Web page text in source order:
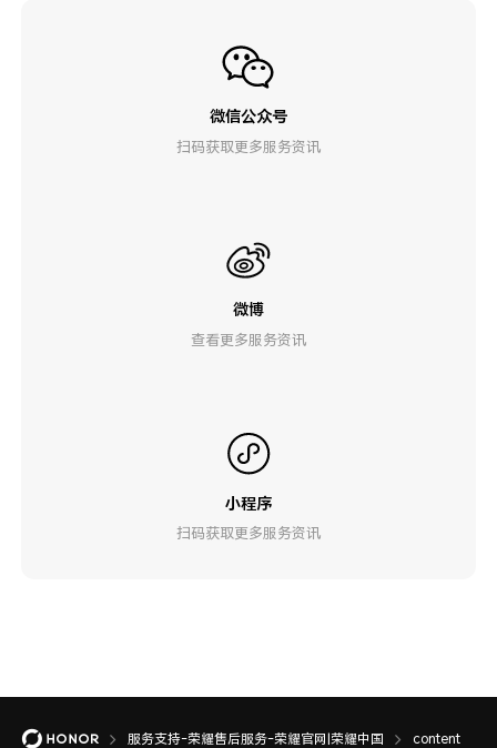
微信公众号
扫码获取更多服务资讯
微博
查看更多服务资讯
小程序
扫码获取更多服务资讯
服务支持-荣耀售后服务-荣耀官网|荣耀中国 content